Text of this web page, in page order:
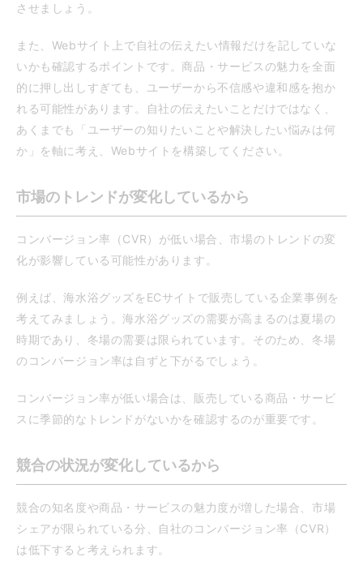
させましょう。
また、Webサイト上で自社の伝えたい情報だけを記していな
いかも確認するポイントです。商品・サービスの魅力を全面
的に押し出しすぎても、ユーザーから不信感や違和感を抱か
れる可能性があります。自社の伝えたいことだけではなく、
あくまでも「ユーザーの知りたいことや解決したい悩みは何
か」を軸に考え、Webサイトを構築してください。
市場のトレンドが変化しているから
コンバージョン率（CVR）が低い場合、市場のトレンドの変
化が影響している可能性があります。
例えば、海水浴グッズをECサイトで販売している企業事例を
考えてみましょう。海水浴グッズの需要が高まるのは夏場の
時期であり、冬場の需要は限られています。そのため、冬場
のコンバージョン率は自ずと下がるでしょう。
コンバージョン率が低い場合は、販売している商品・サービ
スに季節的なトレンドがないかを確認するのが重要です。
競合の状況が変化しているから
競合の知名度や商品・サービスの魅力度が増した場合、市場
シェアが限られている分、自社のコンバージョン率（CVR）
は低下すると考えられます。